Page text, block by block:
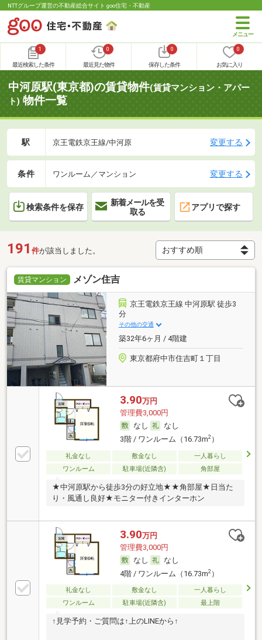
NTTグループ運営の不動産総合サイト goo住宅・不動産
1
最近検索した条件
0
最近見た物件
0
保存した条件
0
お気に入り
中河原駅(東京都)の賃貸物件(賃貸マンション・アパー
ト) 物件一覧
駅 京王電鉄京王線/中河原 変更する
条件 ワンルーム／マンション 変更する
検索条件を保存
新着メールを受
取る
アプリで探す
191 件が該当しました。
賃貸マンション メゾン住吉
京王電鉄京王線 中河原駅 徒歩3
分
その他の交通
築32年6ヶ月 / 4階建
東京都府中市住吉町１丁目
3.90万円
管理費3,000円
なし
なし
3階 / ワンルーム（16.73m2）
礼金なし 敷金なし
一人暮らし
ワンルーム
駐車場(近隣含) 角部屋
★中河原駅から徒歩3分の好立地★★角部屋★日当た
り・風通し良好★モニター付きインターホン
3.90万円
管理費3,000円
なし
なし
4階 / ワンルーム（16.73m2）
礼金なし 敷金なし
一人暮らし
ワンルーム
駐車場(近隣含) 最上階
↑見学予約・ご質問は↑上のLINEから↑